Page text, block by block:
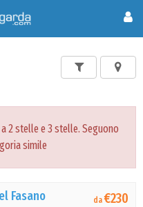
2 stelle e 3 stelle. Seguono
simile
Fasano da€230